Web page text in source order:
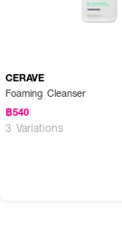
CERAVE
Foaming Cleanser
฿540
3 Variations